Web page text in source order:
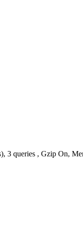
3 queries , Gzip On,